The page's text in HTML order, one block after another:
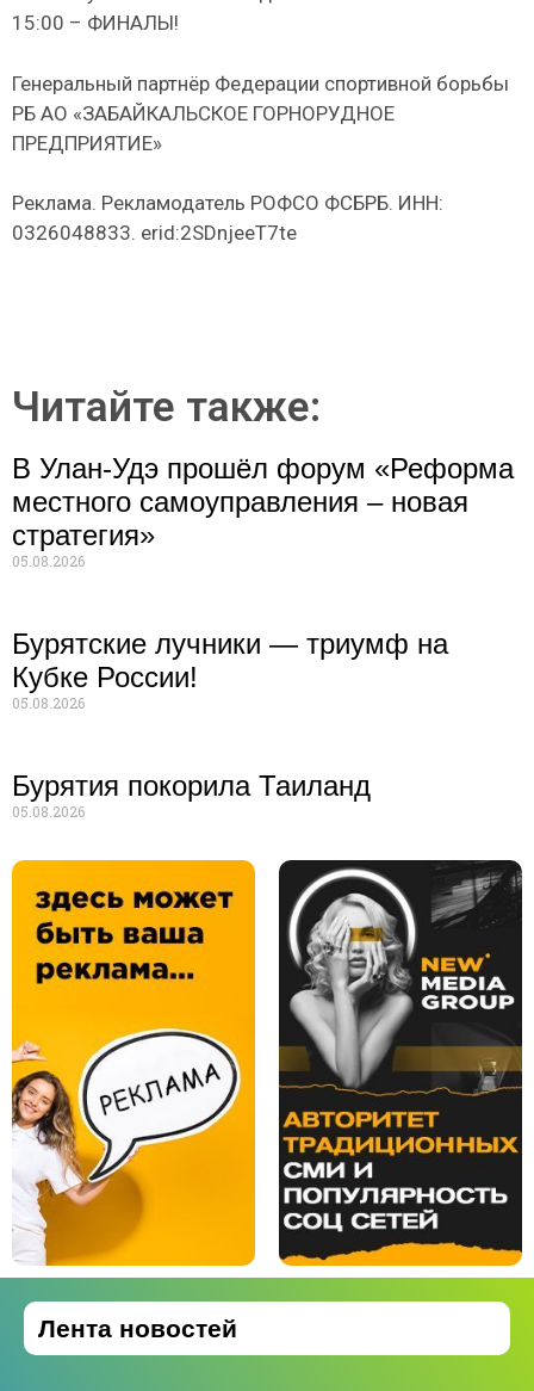
15:00 – ФИНАЛЫ!
Генеральный партнёр Федерации спортивной борьбы
РБ АО «ЗАБАЙКАЛЬСКОЕ ГОРНОРУДНОЕ
ПРЕДПРИЯТИЕ»
Реклама. Рекламодатель РОФСО ФСБРБ. ИНН:
0326048833. erid:2SDnjeeT7te
Читайте также:
В Улан-Удэ прошёл форум «Реформа
местного самоуправления – новая
стратегия»
05.08.2026
Бурятские лучники — триумф на
Кубке России!
05.08.2026
Бурятия покорила Таиланд
05.08.2026
Лента новостей